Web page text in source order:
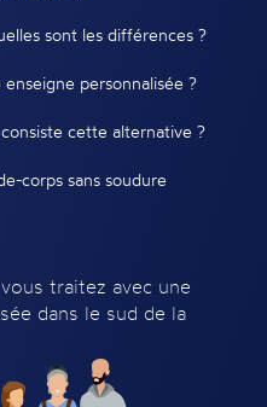
sont les différences ?
personnalisée ?
cette alternative ?
corps sans soudure
traitez avec une
dans le sud de la